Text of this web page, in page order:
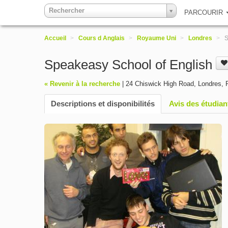
Rechercher PARCOURIR
Accueil > Cours d Anglais > Royaume Uni > Londres >
Speakeasy School of English
« Revenir à la recherche 24 Chiswick High Road, Londres,
Descriptions et disponibilités Avis des